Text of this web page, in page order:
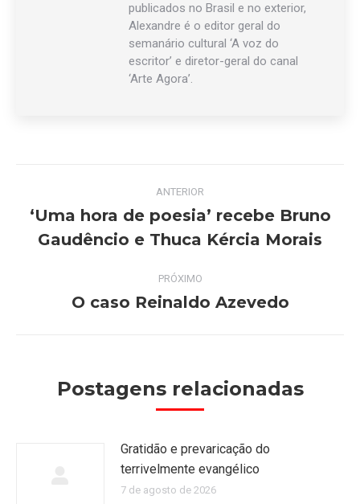
publicados no Brasil e no exterior,
Alexandre é o editor geral do
semanário cultural ‘A voz do
escritor’ e diretor-geral do canal
‘Arte Agora’.
Navegação
de
post:
ANTERIOR
anterior:
‘Uma hora de poesia’ recebe Bruno
Gaudêncio e Thuca Kércia Morais
PRÓXIMO
Próximo
O caso Reinaldo Azevedo
Postagens relacionadas
Gratidão e prevaricação do
terrivelmente evangélico
7 de agosto de 2026